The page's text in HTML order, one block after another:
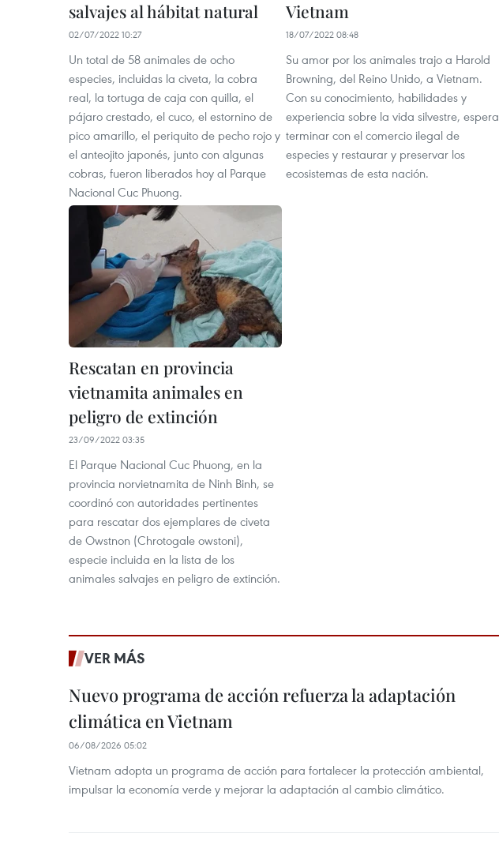
salvajes al hábitat natural
02/07/2022 10:27
Un total de 58 animales de ocho
especies, incluidas la civeta, la cobra
real, la tortuga de caja con quilla, el
pájaro crestado, el cuco, el estornino de
pico amarillo, el periquito de pecho rojo y
el anteojito japonés, junto con algunas
cobras, fueron liberados hoy al Parque
Nacional Cuc Phuong.
Vietnam
18/07/2022 08:48
Su amor por los animales trajo a Harold
Browning, del Reino Unido, a Vietnam.
Con su conocimiento, habilidades y
experiencia sobre la vida silvestre, espera
terminar con el comercio ilegal de
especies y restaurar y preservar los
ecosistemas de esta nación.
Rescatan en provincia
vietnamita animales en
peligro de extinción
23/09/2022 03:35
El Parque Nacional Cuc Phuong, en la
provincia norvietnamita de Ninh Binh, se
coordinó con autoridades pertinentes
para rescatar dos ejemplares de civeta
de Owstnon (Chrotogale owstoni),
especie incluida en la lista de los
animales salvajes en peligro de extinción.
VER MÁS
Nuevo programa de acción refuerza la adaptación
climática en Vietnam
06/08/2026 05:02
Vietnam adopta un programa de acción para fortalecer la protección ambiental,
impulsar la economía verde y mejorar la adaptación al cambio climático.